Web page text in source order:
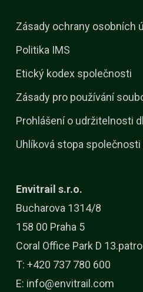
Zásady ochrany osobních
Politika IMS
Etický kodex společnosti
Zásady pro používání
Prohlášení o udržitelnosti
Uhlíková stopa společnosti
Envitrail s.r.o.
Bucharova 1314/8
158 00 Praha 5
Coral Office Park D 13.patro
T: +420 737 780 600
E: info@envitrail.com